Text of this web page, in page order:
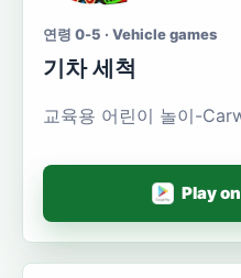
연령 0-5 · Vehicle games
기차 세척
교육용 어린이 놀이-
Play